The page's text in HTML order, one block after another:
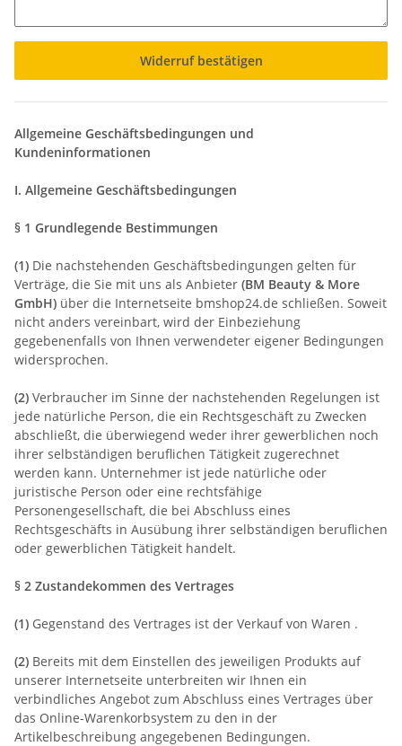
Widerruf bestätigen
Allgemeine Geschäftsbedingungen und
Kundeninformationen
I. Allgemeine Geschäftsbedingungen
§ 1 Grundlegende Bestimmungen
(1) Die nachstehenden Geschäftsbedingungen gelten für
Verträge, die Sie mit uns als Anbieter (BM Beauty & More
GmbH) über die Internetseite bmshop24.de schließen. Soweit
nicht anders vereinbart, wird der Einbeziehung
gegebenenfalls von Ihnen verwendeter eigener Bedingungen
widersprochen.
(2) Verbraucher im Sinne der nachstehenden Regelungen ist
jede natürliche Person, die ein Rechtsgeschäft zu Zwecken
abschließt, die überwiegend weder ihrer gewerblichen noch
ihrer selbständigen beruflichen Tätigkeit zugerechnet
werden kann. Unternehmer ist jede natürliche oder
juristische Person oder eine rechtsfähige
Personengesellschaft, die bei Abschluss eines
Rechtsgeschäfts in Ausübung ihrer selbständigen beruflichen
oder gewerblichen Tätigkeit handelt.
§ 2 Zustandekommen des Vertrages
(1) Gegenstand des Vertrages ist der Verkauf von Waren .
(2) Bereits mit dem Einstellen des jeweiligen Produkts auf
unserer Internetseite unterbreiten wir Ihnen ein
verbindliches Angebot zum Abschluss eines Vertrages über
das Online-Warenkorbsystem zu den in der
Artikelbeschreibung angegebenen Bedingungen.